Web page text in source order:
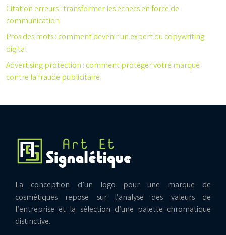
Citation erreurs : transformer les échecs en force de
communication
Pros des mots : comment devenir un expert du copywriting
digital
Advertising protection : comment protéger votre marque
contre la fraude publicitaire
La conception d’un logo pour une marque de
cosmétiques repose sur l’analyse des valeurs de
l’entreprise et la sélection d’une palette chromatique
distinctive.